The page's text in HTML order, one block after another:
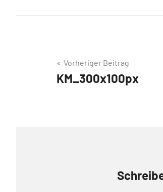
Vorheriger Beitrag
KM_300x100px